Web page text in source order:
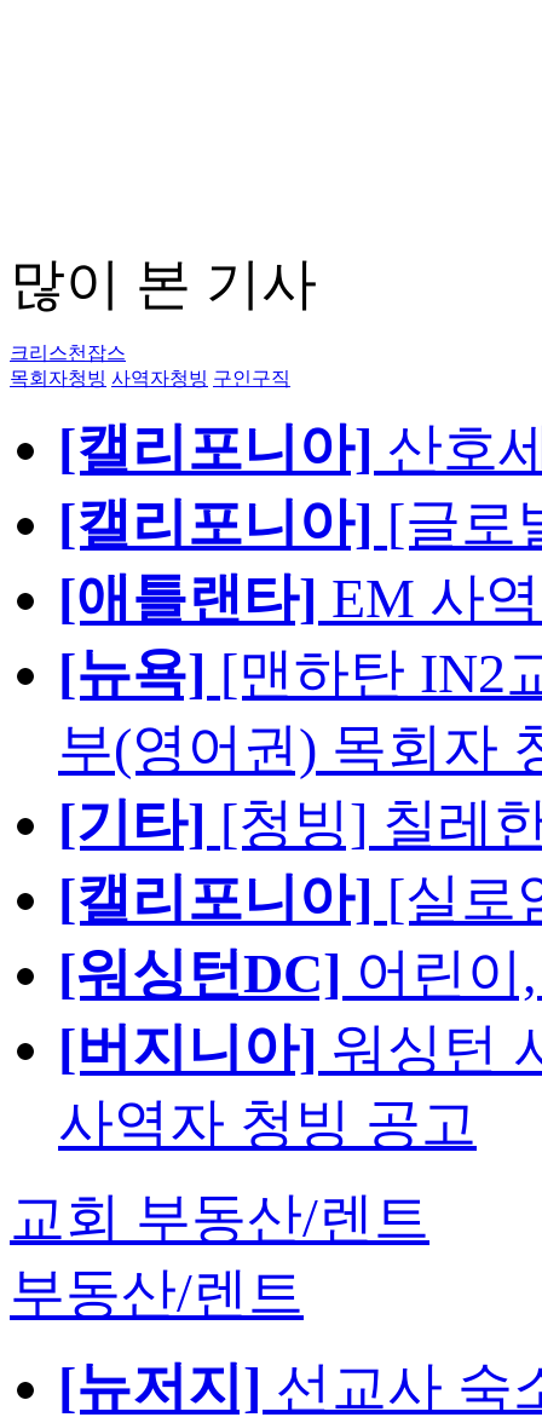
많이 본 기사
크리스천잡스
목회자청빙 사역자청빙 구인구직
[캘리포니아] 산호
[캘리포니아] [글로
[애틀랜타] EM 사
[뉴욕] [맨하탄 IN2
부(영어권) 목회자
[기타] [청빙] 칠레
[캘리포니아] [실로
[워싱턴DC] 어린이
[버지니아] 워싱턴
사역자 청빙 공고
교회 부동산/렌트
부동산/렌트
[뉴저지] 선교사 숙